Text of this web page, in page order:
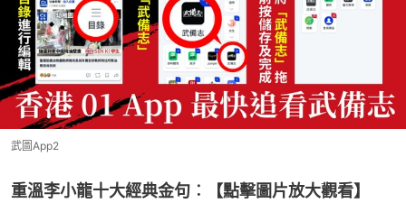
武圖App2
重溫李小龍十大經典金句︰【點擊圖片放大觀看】